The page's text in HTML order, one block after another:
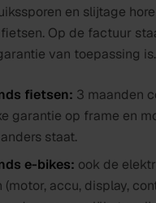
en slijtage
Op de factuur
van toepassing is.
fietsen: 3 maanden
garantie op frame en
staat.
e-bikes: ook de
(motor, accu, display,